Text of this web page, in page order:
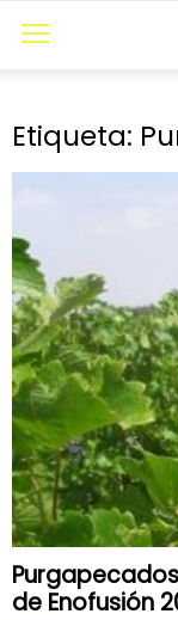
Etiqueta:
de Enofusión